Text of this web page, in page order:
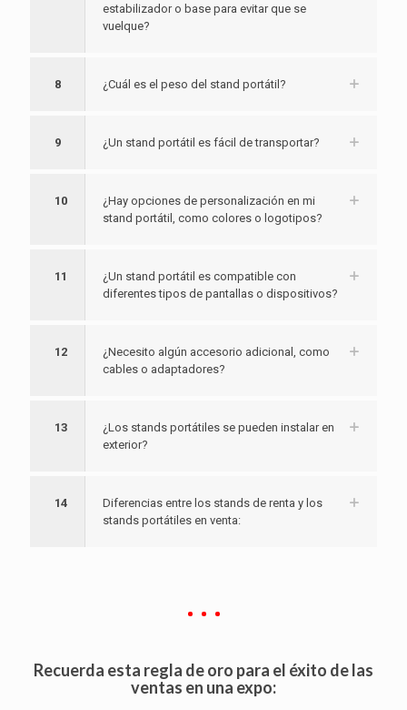
estabilizador o base para evitar que se
vuelque?
8 ¿Cuál es el peso del stand portátil?
9 ¿Un stand portátil es fácil de transportar?
10
¿Hay opciones de personalización en mi
stand portátil, como colores o logotipos?
11
¿Un stand portátil es compatible con
diferentes tipos de pantallas o dispositivos?
12
¿Necesito algún accesorio adicional, como
cables o adaptadores?
13
¿Los stands portátiles se pueden instalar en
exterior?
14
Diferencias entre los stands de renta y los
stands portátiles en venta:
Recuerda esta regla de oro para el éxito de las
ventas en una expo: